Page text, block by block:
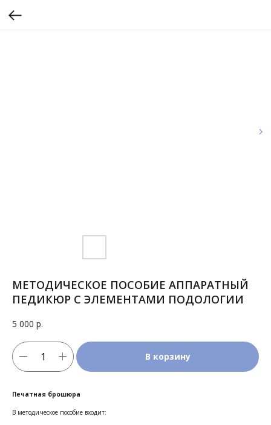
МЕТОДИЧЕСКОЕ ПОСОБИЕ АППАРАТНЫЙ
ПЕДИКЮР С ЭЛЕМЕНТАМИ ПОДОЛОГИИ
5 000 р.
В корзину
Печатная брошюра
В методическое пособие входит: